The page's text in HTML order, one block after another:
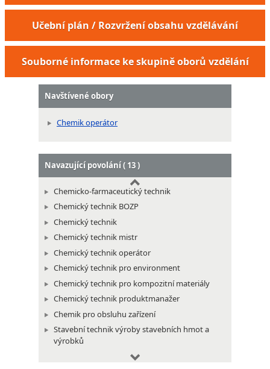
Učební plán / Rozvržení obsahu vzdělávání
Souborné informace ke skupině oborů vzdělání
Navštívené obory
Chemik operátor
Navazující povolání ( 13 )
Výrobce buničiny v diskontinuální výrobě
Chemicko-farmaceutický technik
Chemický technik BOZP
Chemický technik
Chemický technik mistr
Chemický technik operátor
Chemický technik pro environment
Chemický technik pro kompozitní materiály
Chemický technik produktmanažer
Chemik pro obsluhu zařízení
Stavební technik výroby stavebních hmot a
výrobků
Výrobce buničiny v diskontinuální výrobě